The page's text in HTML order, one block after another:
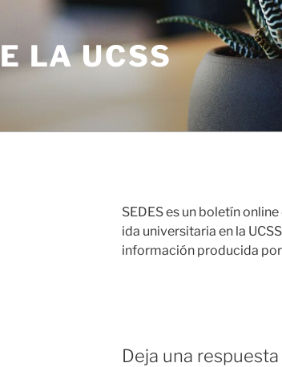
LA UCSS
SEDES es un boletín
ida universitaria en la
información producida
Deja una respuesta